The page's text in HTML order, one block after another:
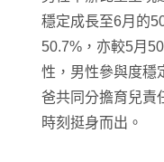
穩定成長至6月的
50.7%，亦較5月
性，男性參與度穩
爸共同分擔育兒責
時刻挺身而出。